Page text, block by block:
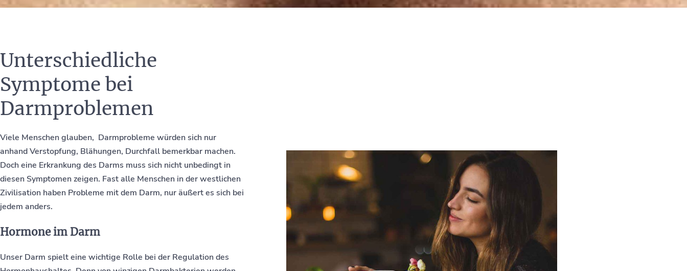
Unterschiedliche
Symptome bei
Darmproblemen
Viele Menschen glauben, Darmprobleme würden sich nur
anhand Verstopfung, Blähungen, Durchfall bemerkbar machen.
Doch eine Erkrankung des Darms muss sich nicht unbedingt in
diesen Symptomen zeigen. Fast alle Menschen in der westlichen
Zivilisation haben Probleme mit dem Darm, nur äußert es sich bei
jedem anders.
Hormone im Darm
Unser Darm spielt eine wichtige Rolle bei der Regulation des